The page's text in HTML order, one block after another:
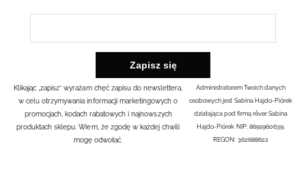
Klikając „zapisz” wyrażam chęć zapisu do newslettera,
w celu otrzymywania informacji marketingowych o
promocjach, kodach rabatowych i najnowszych
produktach sklepu. Wiem, że zgodę w każdej chwili
mogę odwołać.
Administratorem Twoich danych
osobowych jest Sabina Hajdo-Piórek
działająca pod firmą rêver Sabina
Hajdo-Piórek NIP: 8691960639,
REGON: 362688622